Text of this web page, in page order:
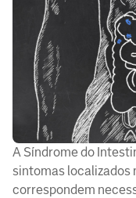
A Síndrome do
sintomas localizados
correspondem